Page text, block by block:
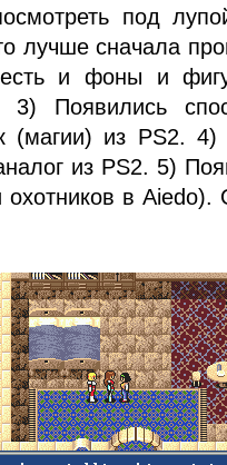
под
лучше сначала
и фоны и
3) Появились
(магии) из PS2.
из PS2. 5)
охотников в